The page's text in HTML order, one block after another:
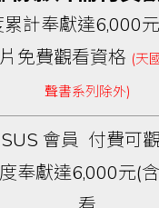
計奉獻達6,000
免費觀看資格 (天
聲書系列除外)
會員 付費可
奉獻達6,000元(